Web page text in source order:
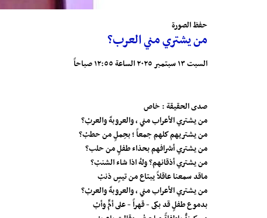
حفظ الصورة
من يشتري مني العرب؟
السبت ١٣ سبتمبر ٢٠٢٥ الساعة ١٢:٥٥ صباحاً
صدى الحقيقة : خاص
من يشتري الأعراب مني ، والعروبةَ والعربْ؟
من يشتريهم كلهم جمعاً ؛ بحِملٍ من حطبْ؟
من يشتري أشرافهم بحذاء طفلٍ من حلب؟
من يشتري أذقانهم؟ ولهُ اذا شاء الشنبْ؟
ماقد سمعنا عاقلاً يبتاع من تيسٍ ذنبْ
من يشتري الأعراب مني ، والعروبةَ والعربْ؟
بدموع طفلٍ قد بكى - قهراً - على أمٍّ وأبْ